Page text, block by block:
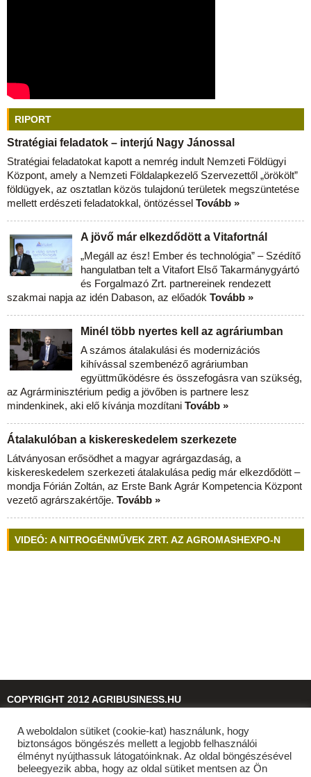
RIPORT
Stratégiai feladatok – interjú Nagy Jánossal
Stratégiai feladatokat kapott a nemrég indult Nemzeti Földügyi
Központ, amely a Nemzeti Földalapkezelő Szervezettől „örökölt”
földügyek, az osztatlan közös tulajdonú területek megszüntetése
mellett erdészeti feladatokkal, öntözéssel Tovább »
A jövő már elkezdődött a Vitafortnál
„Megáll az ész! Ember és technológia” – Szédítő
hangulatban telt a Vitafort Első Takarmánygyártó
és Forgalmazó Zrt. partnereinek rendezett
szakmai napja az idén Dabason, az előadók Tovább »
Minél több nyertes kell az agráriumban
A számos átalakulási és modernizációs
kihívással szembenéző agráriumban
együttműködésre és összefogásra van szükség,
az Agrárminisztérium pedig a jövőben is partnere lesz
mindenkinek, aki elő kívánja mozdítani Tovább »
Átalakulóban a kiskereskedelem szerkezete
Látványosan erősödhet a magyar agrárgazdaság, a
kiskereskedelem szerkezeti átalakulása pedig már elkezdődött –
mondja Fórián Zoltán, az Erste Bank Agrár Kompetencia Központ
vezető agrárszakértője. Tovább »
VIDEÓ: A NITROGÉNMŰVEK ZRT. AZ AGROMASHEXPO-N
COPYRIGHT 2012 AGRIBUSINESS.HU
© 2026agribusiness.hu
A weboldalon sütiket (cookie-kat) használunk, hogy
biztonságos böngészés mellett a legjobb felhasználói
élményt nyújthassuk látogatóinknak. Az oldal böngészésével
beleegyezik abba, hogy az oldal sütiket mentsen az Ön